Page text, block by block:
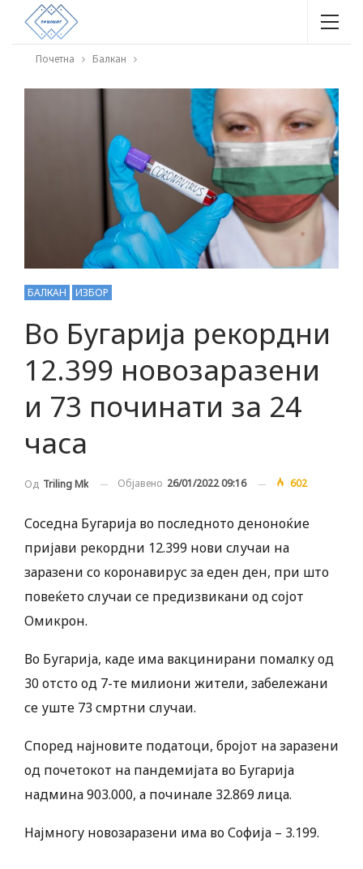
Почетна Балкан
БАЛКАН ИЗБОР
Во Бугарија рекордни
12.399 новозаразени
и 73 починати за 24
часа
Од Triling Mk Објавено 26/01/2022 09:16 602
Соседна Бугарија во последното деноноќие
пријави рекордни 12.399 нови случаи на
заразени со коронавирус за еден ден, при што
повеќето случаи се предизвикани од сојот
Омикрон.
Во Бугарија, каде има вакцинирани помалку од
30 отсто од 7-те милиони жители, забележани
се уште 73 смртни случаи.
Според најновите податоци, бројот на заразени
од почетокот на пандемијата во Бугарија
надмина 903.000, а починале 32.869 лица.
Најмногу новозаразени има во Софија – 3.199.